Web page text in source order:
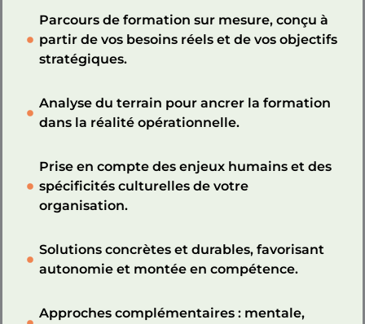
Parcours de formation sur mesure, conçu à
partir de vos besoins réels et de vos objectifs
stratégiques.
Analyse du terrain pour ancrer la formation
dans la réalité opérationnelle.
Prise en compte des enjeux humains et des
spécificités culturelles de votre
organisation.
Solutions concrètes et durables, favorisant
autonomie et montée en compétence.
Approches complémentaires : mentale,